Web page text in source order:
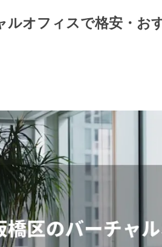
ルオフィスで格安・お